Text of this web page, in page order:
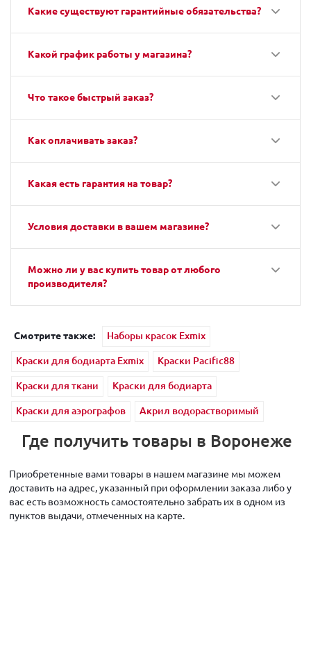
Какие существуют гарантийные обязательства?
Какой график работы у магазина?
Что такое быстрый заказ?
Как оплачивать заказ?
Какая есть гарантия на товар?
Условия доставки в вашем магазине?
Можно ли у вас купить товар от любого
производителя?
Смотрите также:
Наборы красок Exmix
Краски для бодиарта Exmix
Краски Pacific88
Краски для ткани
Краски для бодиарта
Краски для аэрографов
Акрил водорастворимый
Где получить товары в Воронеже
Приобретенные вами товары в нашем магазине мы можем
доставить на адрес, указанный при оформлении заказа либо у
вас есть возможность самостоятельно забрать их в одном из
пунктов выдачи, отмеченных на карте.